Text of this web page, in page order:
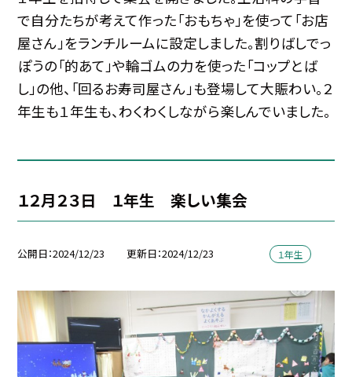
で自分たちが考えて作った「おもちゃ」を使って「お店
屋さん」をランチルームに設定しました。割りばしでっ
ぽうの「的あて」や輪ゴムの力を使った「コップとば
し」の他、「回るお寿司屋さん」も登場して大賑わい。２
年生も１年生も、わくわくしながら楽しんでいました。
１２月２３日 １年生 楽しい集会
公開日 2024/12/23 更新日 2024/12/23 １年生